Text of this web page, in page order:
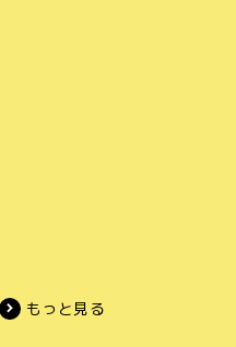
もっと見る